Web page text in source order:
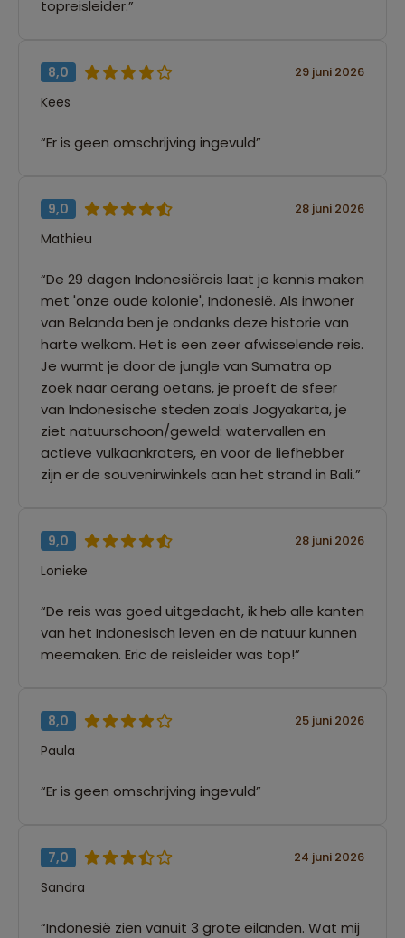
topreisleider.”
8,0 29 juni 2026
Kees
“Er is geen omschrijving ingevuld”
9,0 28 juni 2026
Mathieu
“De 29 dagen Indonesiëreis laat je kennis maken
met 'onze oude kolonie', Indonesië. Als inwoner
van Belanda ben je ondanks deze historie van
harte welkom. Het is een zeer afwisselende reis.
Je wurmt je door de jungle van Sumatra op
zoek naar oerang oetans, je proeft de sfeer
van Indonesische steden zoals Jogyakarta, je
ziet natuurschoon/geweld: watervallen en
actieve vulkaankraters, en voor de liefhebber
zijn er de souvenirwinkels aan het strand in Bali.”
9,0 28 juni 2026
Lonieke
“De reis was goed uitgedacht, ik heb alle kanten
van het Indonesisch leven en de natuur kunnen
meemaken. Eric de reisleider was top!”
8,0 25 juni 2026
Paula
“Er is geen omschrijving ingevuld”
7,0 24 juni 2026
Sandra
“Indonesië zien vanuit 3 grote eilanden. Wat mij